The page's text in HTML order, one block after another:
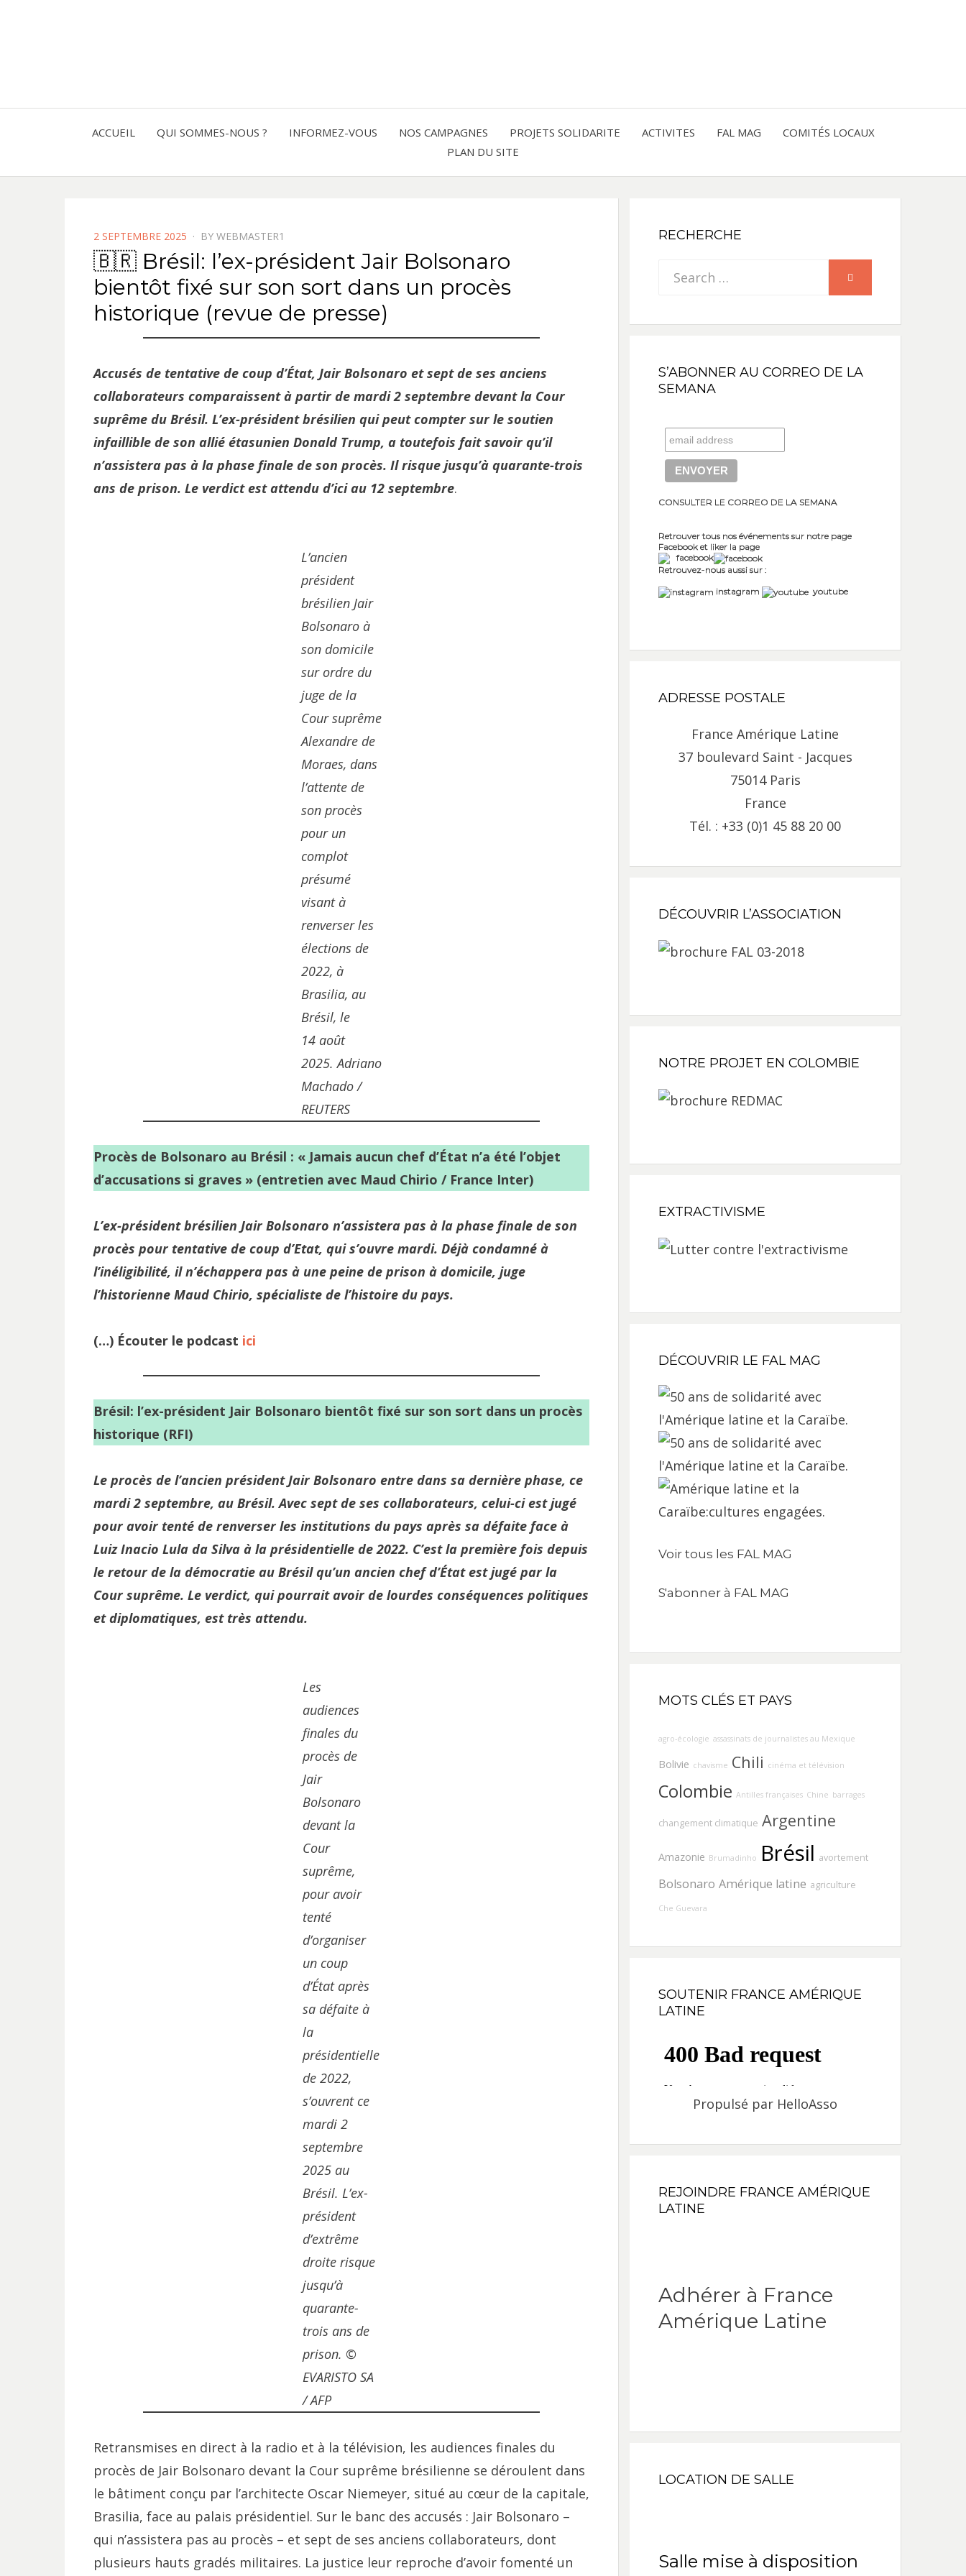
AMERIQUE
LATINE
ACCUEIL QUI SOMMES-NOUS ? INFORMEZ-VOUS NOS CAMPAGNES PROJETS SOLIDARITE ACTIVITES FAL MAG
COMITÉS LOCAUX
PLAN DU SITE
POSTED
ON
2 SEPTEMBRE 2025 BY WEBMASTER1
🇧🇷 Brésil: l’ex-président Jair Bolsonaro
bientôt fixé sur son sort dans un procès
historique (revue de presse)
Accusés de tentative de coup d’État, Jair Bolsonaro et sept de ses anciens
collaborateurs comparaissent à partir de mardi 2 septembre devant la Cour
suprême du Brésil. L’ex-président brésilien qui peut compter sur le soutien
infaillible de son allié étasunien Donald Trump, a toutefois fait savoir qu’il
n’assistera pas à la phase finale de son procès. Il risque jusqu’à quarante-trois
ans de prison. Le verdict est attendu d’ici au 12 septembre.
L’ancien
président
brésilien Jair
Bolsonaro à
son domicile
sur ordre du
juge de la
Cour suprême
Alexandre de
Moraes, dans
l’attente de
son procès
pour un
complot
présumé
visant à
renverser les
élections de
2022, à
Brasilia, au
Brésil, le
14 août
2025. Adriano
Machado /
REUTERS
Procès de Bolsonaro au Brésil : « Jamais aucun chef d’État n’a été l’objet
d’accusations si graves » (entretien avec Maud Chirio / France Inter)
L’ex-président brésilien Jair Bolsonaro n’assistera pas à la phase finale de son
procès pour tentative de coup d’Etat, qui s’ouvre mardi. Déjà condamné à
l’inéligibilité, il n’échappera pas à une peine de prison à domicile, juge
l’historienne Maud Chirio, spécialiste de l’histoire du pays.
(…) Écouter le podcast ici
Brésil: l’ex-président Jair Bolsonaro bientôt fixé sur son sort dans un procès
historique (RFI)
Le procès de l’ancien président Jair Bolsonaro entre dans sa dernière phase, ce
mardi 2 septembre, au Brésil. Avec sept de ses collaborateurs, celui-ci est jugé
pour avoir tenté de renverser les institutions du pays après sa défaite face à
Luiz Inacio Lula da Silva à la présidentielle de 2022. C’est la première fois depuis
le retour de la démocratie au Brésil qu’un ancien chef d’État est jugé par la
Cour suprême. Le verdict, qui pourrait avoir de lourdes conséquences politiques
et diplomatiques, est très attendu.
Les
audiences
finales du
procès de
Jair
Bolsonaro
devant la
Cour
suprême,
pour avoir
tenté
d’organiser
un coup
d’État après
sa défaite à
la
présidentielle
de 2022,
s’ouvrent ce
mardi 2
septembre
2025 au
Brésil. L’ex-
président
d’extrême
droite risque
jusqu’à
quarante-
trois ans de
prison. ©
EVARISTO SA
/ AFP
Retransmises en direct à la radio et à la télévision, les audiences finales du
procès de Jair Bolsonaro devant la Cour suprême brésilienne se déroulent dans
le bâtiment conçu par l’architecte Oscar Niemeyer, situé au cœur de la capitale,
Brasilia, face au palais présidentiel. Sur le banc des accusés : Jair Bolsonaro –
qui n’assistera pas au procès – et sept de ses anciens collaborateurs, dont
plusieurs hauts gradés militaires. La justice leur reproche d’avoir fomenté un
RECHERCHE
Search
S’ABONNER AU CORREO DE LA
SEMANA
CONSULTER LE CORREO DE LA SEMANA
Retrouver tous nos événements sur notre page
Facebook et liker la page
facebook
Retrouvez-nous aussi sur :
instagram
youtube
ADRESSE POSTALE
France Amérique Latine
37 boulevard Saint - Jacques
75014 Paris
France
Tél. : +33 (0)1 45 88 20 00
DÉCOUVRIR L’ASSOCIATION
NOTRE PROJET EN COLOMBIE
EXTRACTIVISME
DÉCOUVRIR LE FAL MAG
Voir tous les FAL MAG
S'abonner à FAL MAG
MOTS CLÉS ET PAYS
agro-écologie assassinats de journalistes au Mexique
Bolivie chavisme Chili cinéma et télévision
Colombie Antilles françaises Chine barrages
changement climatique Argentine
Amazonie Brumadinho Brésil avortement
Bolsonaro Amérique latine agriculture
Che Guevara
SOUTENIR FRANCE AMÉRIQUE
LATINE
Propulsé par HelloAsso
REJOINDRE FRANCE AMÉRIQUE
LATINE
Adhérer à France
Amérique Latine
LOCATION DE SALLE
Salle mise à disposition